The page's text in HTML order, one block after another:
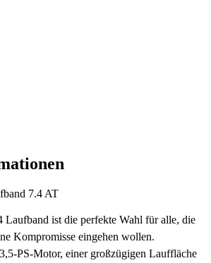
7.4 AT
Laufband ist die perfekte Wahl für alle, die
Kompromisse eingehen wollen.
PS-Motor, einer großzügigen Lauffläche